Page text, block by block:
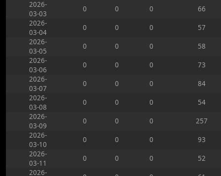
2026-
03-03
0 0 0
66
2026-
03-04
0 0 0
57
2026-
03-05
0 0 0
58
2026-
03-06
0 0 0
73
2026-
03-07
0 0 0
84
2026-
03-08
0 0 0
54
2026-
03-09
0 0 0
257
2026-
03-10
0 0 0
93
2026-
03-11
0 0 0
52
2026-